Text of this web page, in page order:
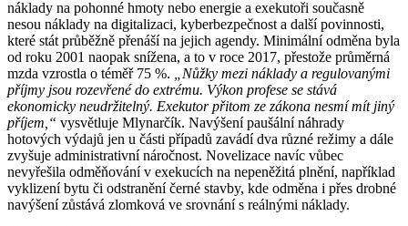
náklady na pohonné hmoty nebo energie a exekutoři současně
nesou náklady na digitalizaci, kyberbezpečnost a další povinnosti,
které stát průběžně přenáší na jejich agendy. Minimální odměna byla
od roku 2001 naopak snížena, a to v roce 2017, přestože průměrná
mzda vzrostla o téměř 75 %.
„Nůžky mezi náklady a regulovanými
příjmy jsou rozevřené do extrému. Výkon profese se stává
ekonomicky neudržitelný. Exekutor přitom ze zákona nesmí mít jiný
příjem,“ vysvětluje Mlynarčík. Navýšení paušální náhrady
hotových výdajů jen u části případů zavádí dva různé režimy a dále
zvyšuje administrativní náročnost. Novelizace navíc vůbec
nevyřešila odměňování v exekucích na nepeněžitá plnění, například
vyklizení bytu či odstranění černé stavby, kde odměna i přes drobné
navýšení zůstává zlomková ve srovnání s reálnými náklady.